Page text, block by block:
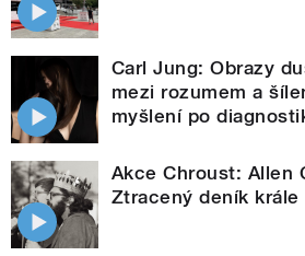
Carl Jung: Obrazy
mezi rozumem a
myšlení po
Akce Chroust: Allen
Ztracený deník krále